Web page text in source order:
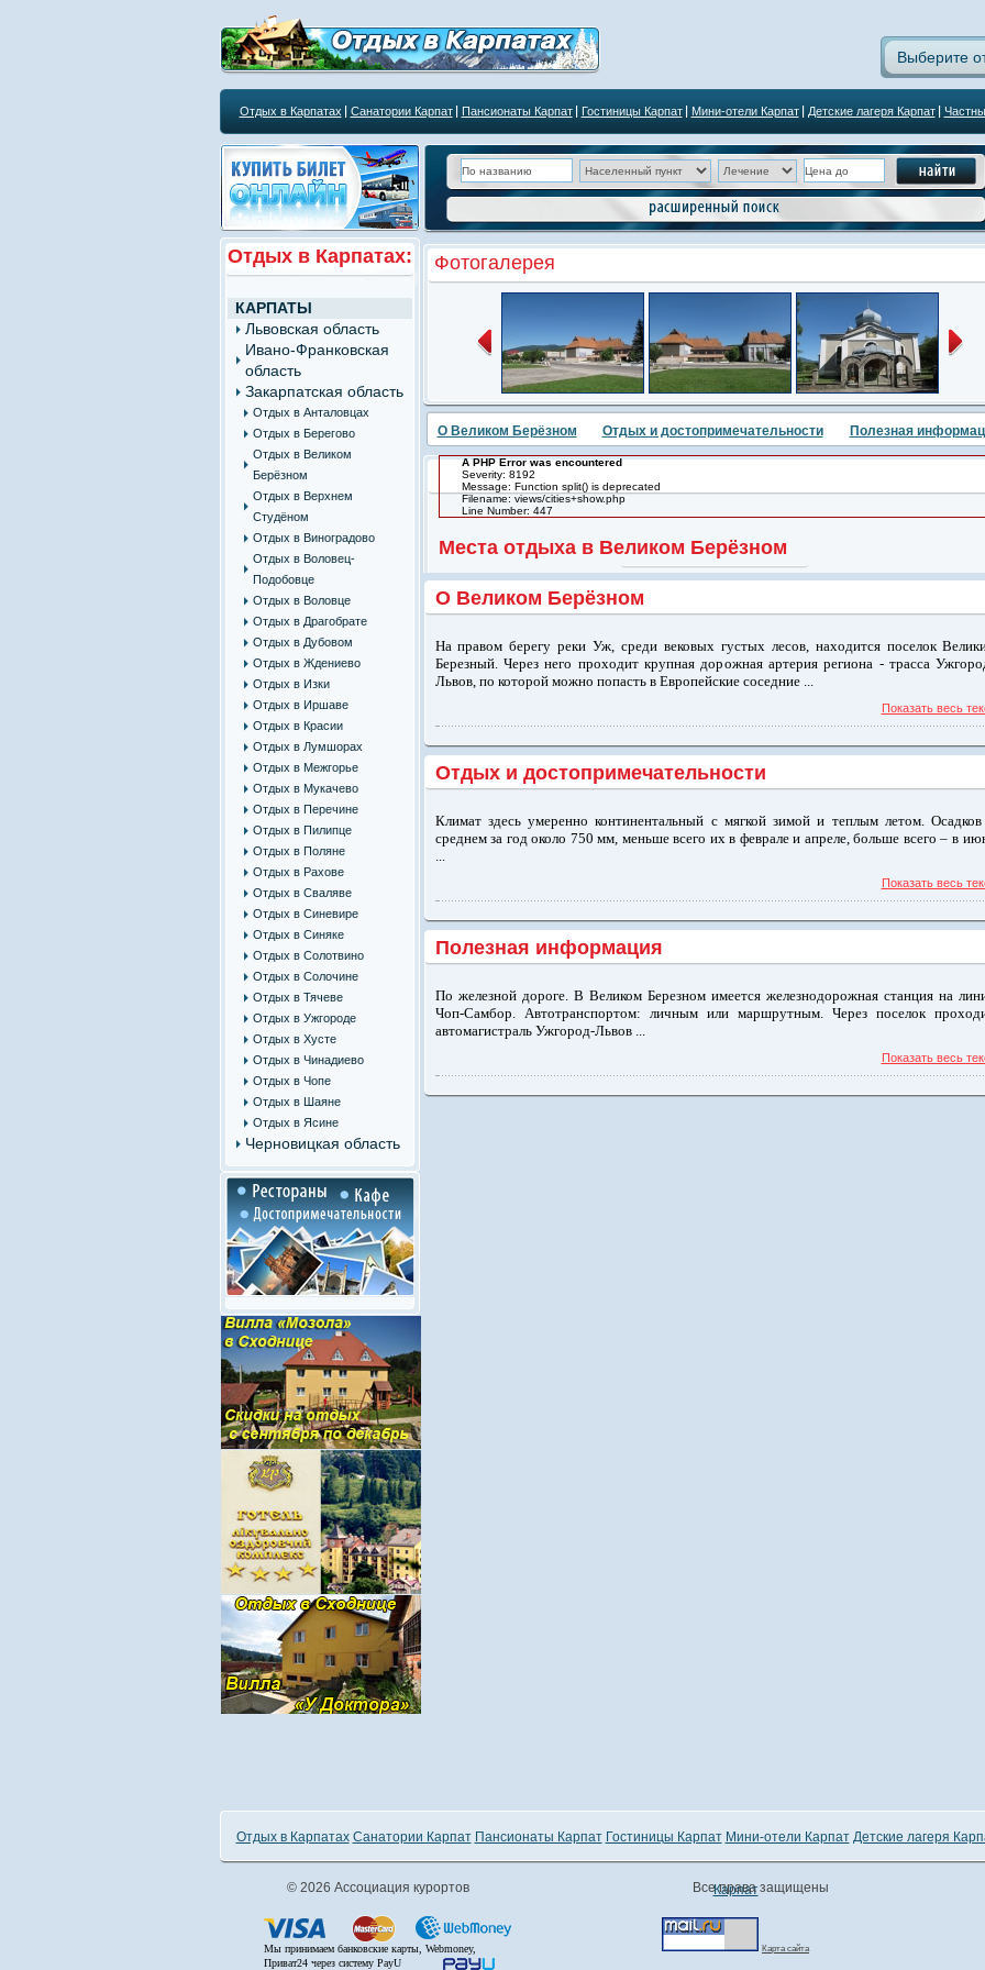
Выберите
Отдых в Карпатах Санатории Карпат Пансионаты Карпат Гостиницы Карпат Мини-отели Карпат Детские лагеря Карпат
Отдых в Карпатах:
КАРПАТЫ
Львовская область
Ивано-Франковская
область
Закарпатская область
Отдых в Анталовцах
Отдых в Берегово
Отдых в Великом
Берёзном
Отдых в Верхнем
Студёном
Отдых в Виноградово
Отдых в Воловец-
Подобовце
Отдых в Воловце
Отдых в Драгобрате
Отдых в Дубовом
Отдых в Ждениево
Отдых в Изки
Отдых в Иршаве
Отдых в Красии
Отдых в Лумшорах
Отдых в Межгорье
Отдых в Мукачево
Отдых в Перечине
Отдых в Пилипце
Отдых в Поляне
Отдых в Рахове
Отдых в Сваляве
Отдых в Синевире
Отдых в Синяке
Отдых в Солотвино
Отдых в Солочине
Отдых в Тячеве
Отдых в Ужгороде
Отдых в Хусте
Отдых в Чинадиево
Отдых в Чопе
Отдых в Шаяне
Отдых в Ясине
Черновицкая область
Фотогалерея
О Великом Берёзном Отдых и достопримечательности Полезная
A PHP Error was encountered
Severity: 8192
Message: Function split() is deprecated
Filename: views/cities+show.php
Line Number: 447
Места отдыха в Великом Берёзном
О Великом Берёзном
На правом берегу реки Уж, среди вековых густых лесов, находится поселок
Березный. Через него проходит крупная дорожная артерия региона - трасса
Львов, по которой можно попасть в Европейские соседние ...
Показать весь
Отдых и достопримечательности
Климат здесь умеренно континентальный с мягкой зимой и теплым летом.
среднем за год около 750 мм, меньше всего их в феврале и апреле, больше всего – в
...
Показать весь
Полезная информация
По железной дороге. В Великом Березном имеется железнодорожная станция на
Чоп-Самбор. Автотранспортом: личным или маршрутным. Через поселок
автомагистраль Ужгород-Львов ...
Показать весь
Отдых в Карпатах Санатории Карпат Пансионаты Карпат Гостиницы Карпат Мини-отели Карпат Детские лагеря
Карпат
© 2026 Ассоциация курортов Все права защищены
Карта сайта
Мы принимаем банковские карты, Webmoney,
Приват24 через систему PayU